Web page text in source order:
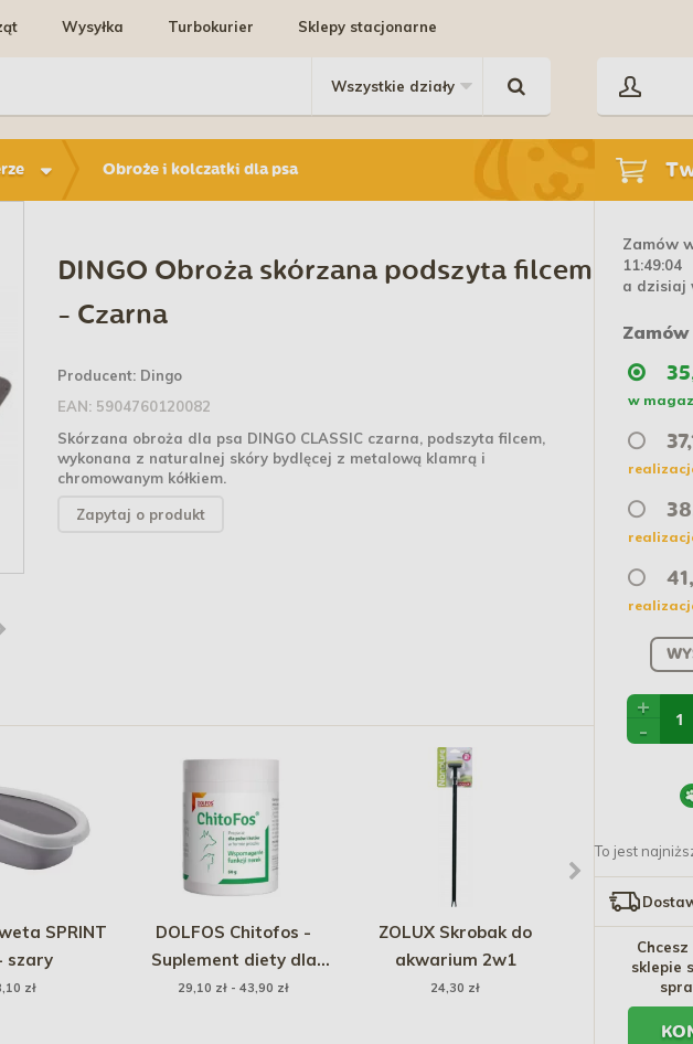
Wysyłka Turbokurier Sklepy stacjonarne
Obroże i kolczatki dla psa
DINGO Obroża skórzana podszyta filcem
- Czarna
Producent: Dingo
EAN: 5904760120082
Skórzana obroża dla psa DINGO CLASSIC czarna, podszyta filcem,
wykonana z naturalnej skóry bydlęcej z metalową klamrą i
chromowanym kółkiem.
Zapytaj o produkt
SPRINT
szary
zł
DOLFOS Chitofos -
Suplement diety dla
psów i kotów
29,10 zł - 43,90 zł
ZOLUX Skrobak do
akwarium 2w1
24,30 zł
TRIXIE
do
45,50
Zamów
11:49:03
a dzisiaj
w
+
-
To jest
sklepie